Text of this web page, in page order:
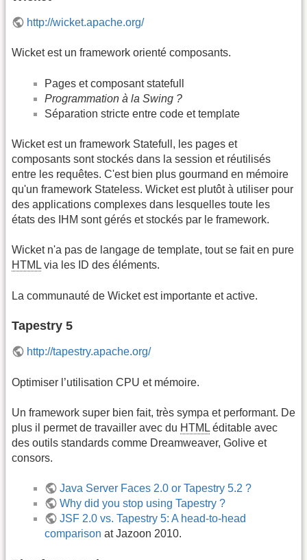
http://wicket.apache.org/
Wicket est un framework orienté composants.
Pages et composant statefull
Programmation à la Swing ?
Séparation stricte entre code et template
Wicket est un framework Statefull, les pages et
composants sont stockés dans la session et réutilisés
entre les requêtes. C'est bien plus gourmand en mémoire
qu'un framework Stateless. Wicket est plutôt à utiliser pour
des applications complexes dans lesquelles toute les
états des IHM sont gérés et stockés par le framework.
Wicket n'a pas de langage de template, tout se fait en pure
HTML via les ID des éléments.
La communauté de Wicket est importante et active.
Tapestry 5
http://tapestry.apache.org/
Optimiser l’utilisation CPU et mémoire.
Un framework super bien fait, très sympa et performant. De
plus il permet de travailler avec du HTML éditable avec
des outils standards comme Dreamweaver, Golive et
consors.
Java Server Faces 2.0 or Tapestry 5.2 ?
Why did you stop using Tapestry ?
JSF 2.0 vs. Tapestry 5: A head-to-head
comparison at Jazoon 2010.